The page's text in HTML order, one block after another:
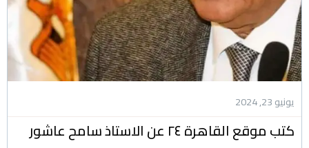
يونيو 23, 2024
كتب موقع القاهرة ٢٤ عن الاستاذ سامح عاشور